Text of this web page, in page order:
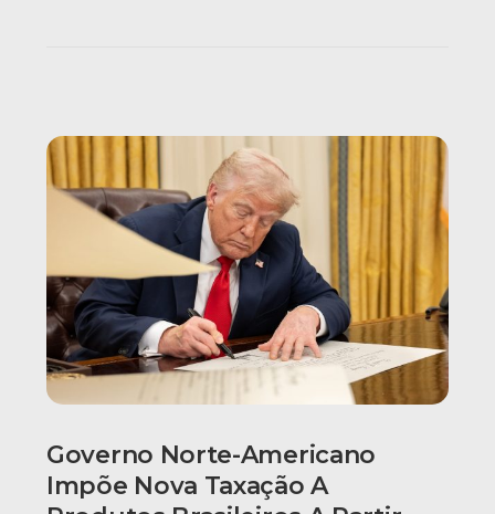
Governo Norte-Americano
Impõe Nova Taxação A